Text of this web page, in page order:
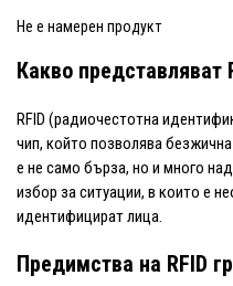
Не е намерен продукт
Какво представляват
RFID (радиочестотна
чип, който позволява
е не само бърза, но и много
избор за ситуации, в които е
идентифицират лица.
Предимства на RFID